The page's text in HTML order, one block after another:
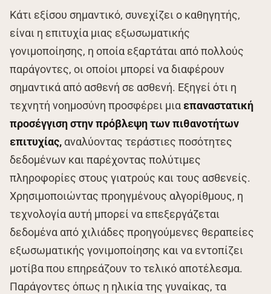
Κάτι εξίσου σημαντικό, συνεχίζει ο καθηγητής,
είναι η επιτυχία μιας εξωσωματικής
γονιμοποίησης, η οποία εξαρτάται από πολλούς
παράγοντες, οι οποίοι μπορεί να διαφέρουν
σημαντικά από ασθενή σε ασθενή. Εξηγεί ότι η
τεχνητή νοημοσύνη προσφέρει μια επαναστατική
προσέγγιση στην πρόβλεψη των πιθανοτήτων
επιτυχίας, αναλύοντας τεράστιες ποσότητες
δεδομένων και παρέχοντας πολύτιμες
πληροφορίες στους γιατρούς και τους ασθενείς.
Χρησιμοποιώντας προηγμένους αλγορίθμους, η
τεχνολογία αυτή μπορεί να επεξεργάζεται
δεδομένα από χιλιάδες προηγούμενες θεραπείες
εξωσωματικής γονιμοποίησης και να εντοπίζει
μοτίβα που επηρεάζουν το τελικό αποτέλεσμα.
Παράγοντες όπως η ηλικία της γυναίκας, τα